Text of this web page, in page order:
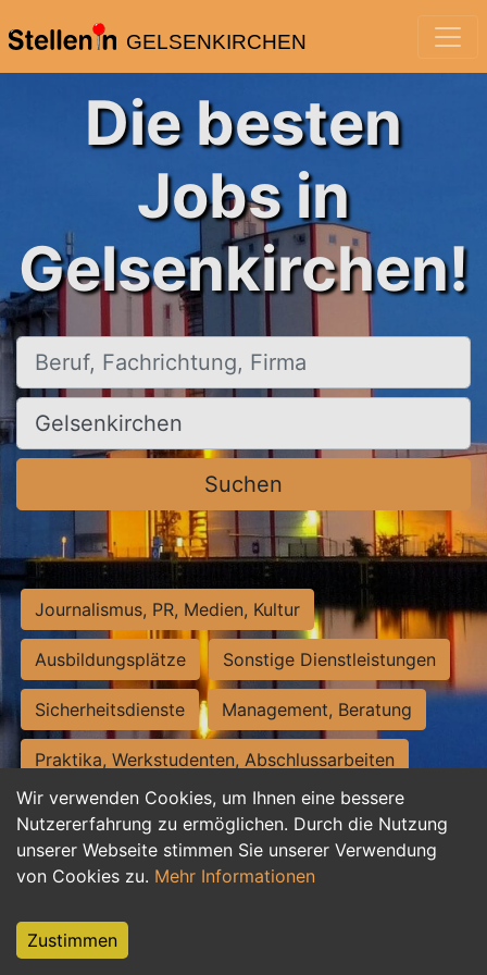
GELSENKIRCHEN
Wir verwenden Cookies, um Ihnen eine bessere
Nutzererfahrung zu ermöglichen. Durch die Nutzung
unserer Webseite stimmen Sie unserer Verwendung
von Cookies zu. Mehr Informationen
Zustimmen
Die besten
Jobs in
Gelsenkirchen!
Beruf, Fachrichtung, Firma
Ort, Stadt
Suchen
Journalismus, PR, Medien, Kultur
Ausbildungsplätze Sonstige Dienstleistungen
Sicherheitsdienste Management, Beratung
Praktika, Werkstudenten, Abschlussarbeiten
Personalwesen Assistenz, Sekretariat
Hilfskräfte, Aushilfs- und Nebenjobs
Weiterbildung, Studium, duale Ausbildung